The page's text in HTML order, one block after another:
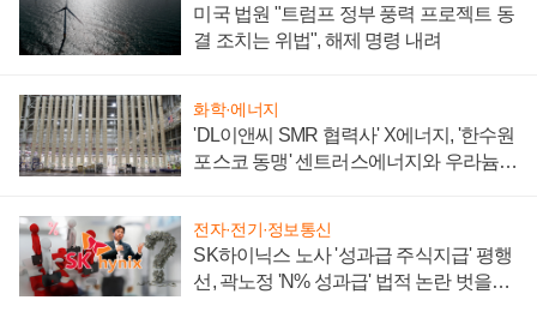
미국 법원 "트럼프 정부 풍력 프로젝트 동
결 조치는 위법", 해제 명령 내려
화학·에너지
'DL이앤씨 SMR 협력사' X에너지, '한수원
포스코 동맹' 센트러스에너지와 우라늄
전자·전기·정보통신
SK하이닉스 노사 '성과급 주식지급' 평행
선, 곽노정 'N% 성과급' 법적 논란 벗을지